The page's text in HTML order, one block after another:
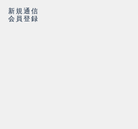
新規通信
会員登録